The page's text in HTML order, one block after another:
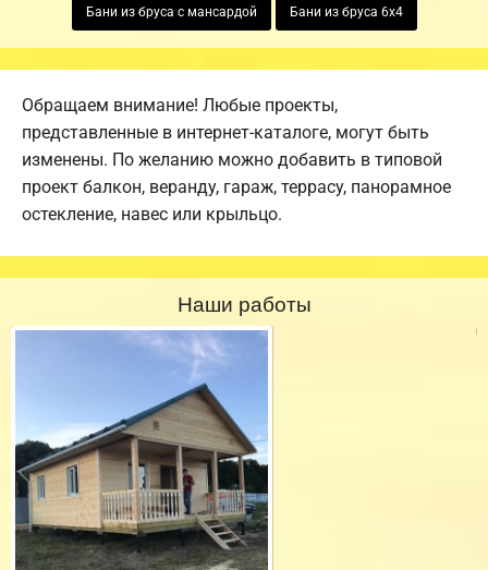
Бани из бруса с мансардой Бани из бруса 6х4
Обращаем внимание! Любые проекты,
представленные в интернет-каталоге, могут быть
изменены. По желанию можно добавить в типовой
проект балкон, веранду, гараж, террасу, панорамное
остекление, навес или крыльцо.
Наши работы